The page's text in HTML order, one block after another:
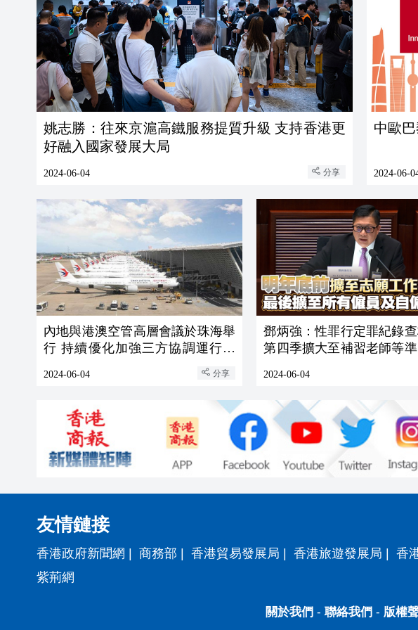
姚志勝：往來京滬高鐵服務提質升級 支持香港更
好融入國家發展大局
2024-06-04 分享
中歐
2024-06-
內地與港澳空管高層會議於珠海舉
行 持續優化加強三方協調運行機
2024-06-04 分享
鄧炳強：性罪行定罪紀錄查
第四季擴大至補習老師等
2024-06-04
友情鏈接
香港政府新聞網 商務部 香港貿易發展局 香港旅遊發展局 香
紫荊網
關於我們 - 聯絡我們 - 版權